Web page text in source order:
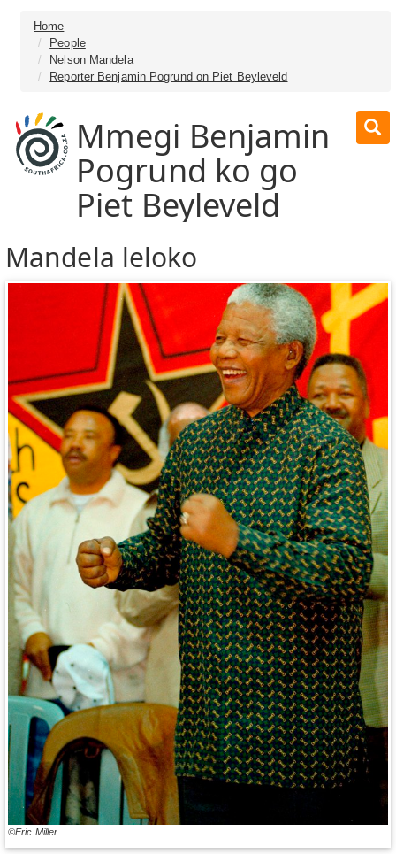
Home
People
Nelson Mandela
Reporter Benjamin Pogrund on Piet Beyleveld
Mmegi Benjamin
Pogrund ko go
Piet Beyleveld
Mandela leloko
©Eric Miller